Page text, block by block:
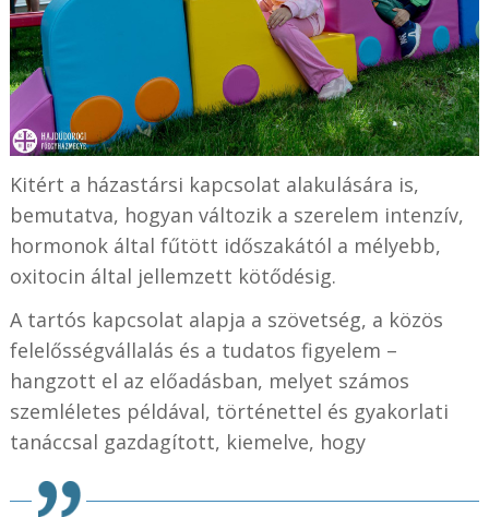
Kitért a házastársi kapcsolat alakulására is,
bemutatva, hogyan változik a szerelem intenzív,
hormonok által fűtött időszakától a mélyebb,
oxitocin által jellemzett kötődésig.
A tartós kapcsolat alapja a szövetség, a közös
felelősségvállalás és a tudatos figyelem –
hangzott el az előadásban, melyet számos
szemléletes példával, történettel és gyakorlati
tanáccsal gazdagított, kiemelve, hogy